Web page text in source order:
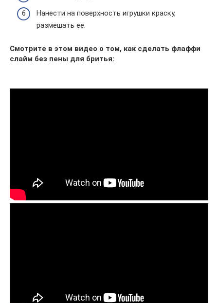
Нанести на поверхность игрушки краску,
размешать ее.
Смотрите в этом видео о том, как сделать флаффи
слайм без пены для бритья: